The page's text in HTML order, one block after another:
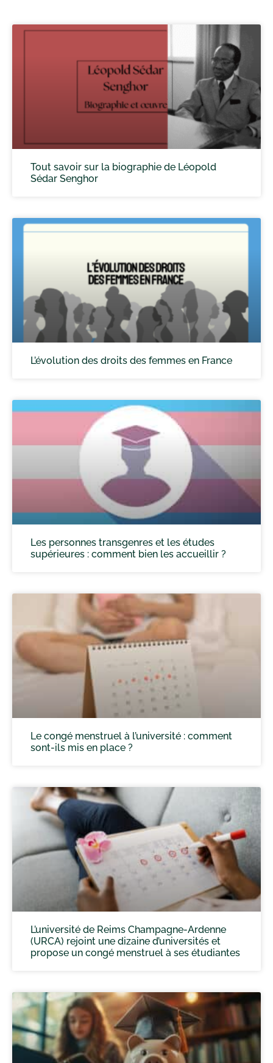
Tout savoir sur la biographie de Léopold
Sédar Senghor
L’évolution des droits des femmes en France
Les personnes transgenres et les études
supérieures : comment bien les accueillir ?
Le congé menstruel à l’université : comment
sont-ils mis en place ?
L’université de Reims Champagne-Ardenne
(URCA) rejoint une dizaine d’universités et
propose un congé menstruel à ses étudiantes